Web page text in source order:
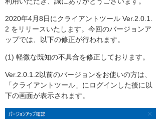
2020年4月8日にクライアントツール Ver.2.0.1.
2 をリリースいたします。今回のバージョンア
ップでは、以下の修正が行われます。
(1) 軽微な既知の不具合を修正しております。
Ver.2.0.1.2以前のバージョンをお使いの方は、
「クライアントツール」にログインした後に以
下の画面が表示されます。